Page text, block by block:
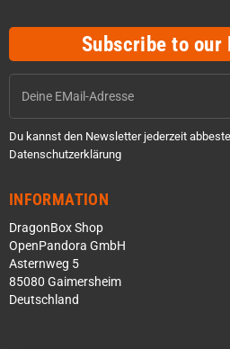
Subscribe to our
Du kannst den Newsletter jederzeit
Datenschutzerklärung
INFORMATION
DragonBox Shop
OpenPandora GmbH
Asternweg 5
85080 Gaimersheim
Deutschland